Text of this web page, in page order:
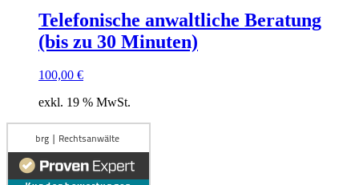
Telefonische anwaltliche Beratung
(bis zu 30 Minuten)
100,00 €
exkl. 19 % MwSt.